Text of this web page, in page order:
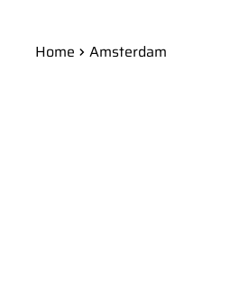
Home Amsterdam